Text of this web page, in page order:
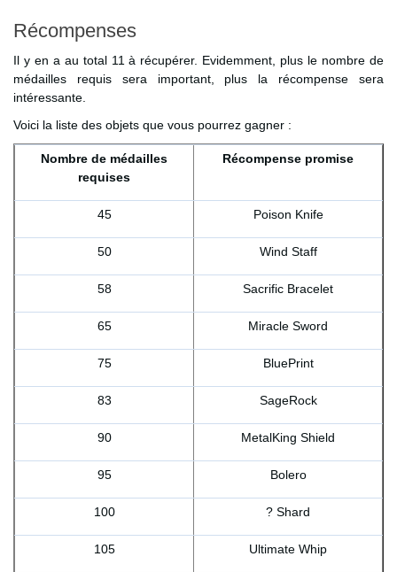
Récompenses
Il y en a au total 11 à récupérer. Evidemment, plus le nombre de
médailles requis sera important, plus la récompense sera
intéressante.
Voici la liste des objets que vous pourrez gagner :
Nombre de médailles
requises
Récompense promise
45 Poison Knife
50 Wind Staff
58 Sacrific Bracelet
65 Miracle Sword
75 BluePrint
83 SageRock
90 MetalKing Shield
95 Bolero
100 ? Shard
105 Ultimate Whip